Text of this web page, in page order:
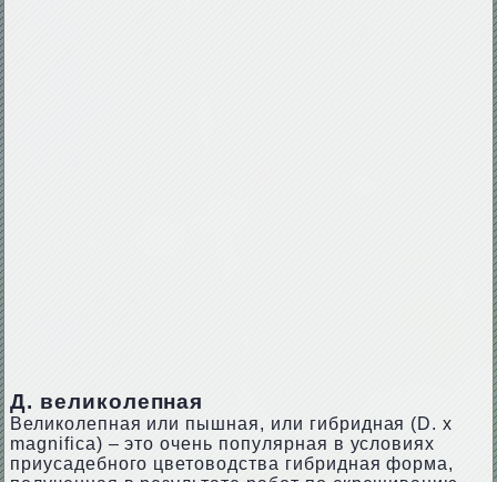
Д. великолепная
Великолепная или пышная, или гибридная (D. x
magnifica) – это очень популярная в условиях
приусадебного цветоводства гибридная форма,